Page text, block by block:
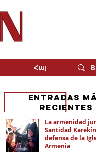
Հայ
La armenidad
Santidad
defensa de la
Armenia
eNTRADAS
RECIENTES